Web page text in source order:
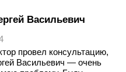
Васильевич
провел консультацию,
Васильевич — очень